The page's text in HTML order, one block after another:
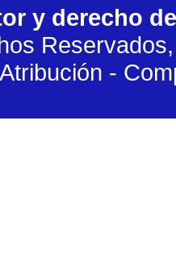
y derecho
Atribución -